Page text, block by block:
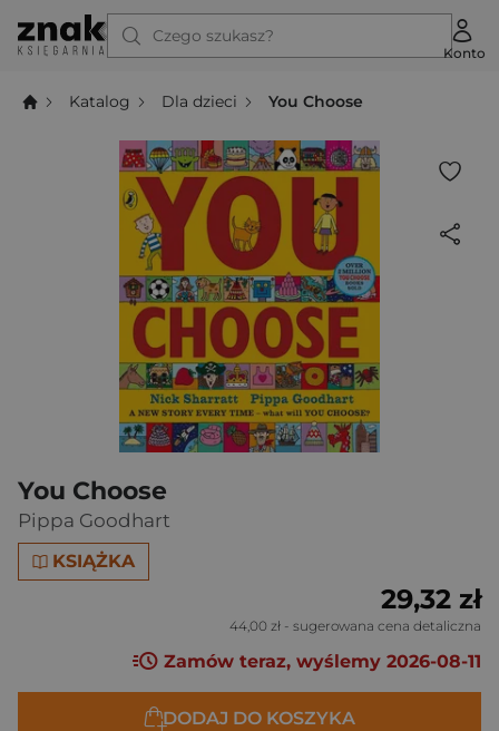
Czego szukasz?
Konto
Katalog Dla dzieci You Choose
You Choose
Pippa Goodhart
KSIĄŻKA
29,32 zł
44,00 zł - sugerowana cena detaliczna
Zamów teraz, wyślemy 2026-08-11
DODAJ DO KOSZYKA